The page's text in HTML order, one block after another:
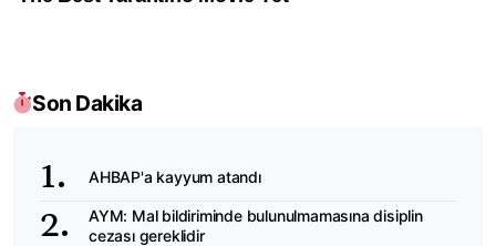
Son Dakika
AHBAP'a kayyum atandı
AYM: Mal bildiriminde bulunulmamasına disiplin
cezası gereklidir